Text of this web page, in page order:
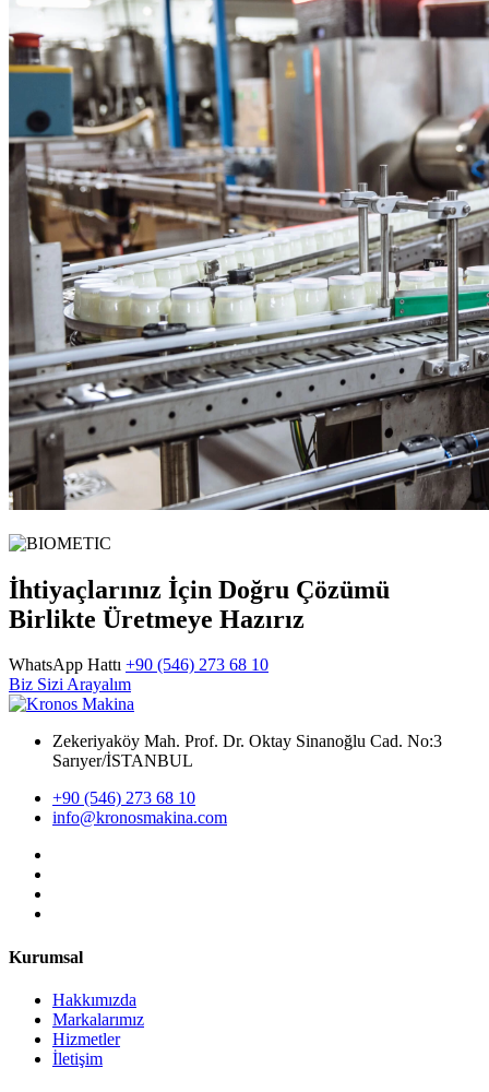
İhtiyaçlarınız İçin Doğru Çözümü
Birlikte Üretmeye Hazırız
WhatsApp Hattı +90 (546) 273 68 10
Biz Sizi Arayalım
Zekeriyaköy Mah. Prof. Dr. Oktay Sinanoğlu Cad. No:3
Sarıyer/İSTANBUL
+90 (546) 273 68 10
info@kronosmakina.com
Kurumsal
Hakkımızda
Markalarımız
Hizmetler
İletişim